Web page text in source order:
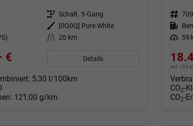
Getriebe Schalt. 5-Gang
Außenfarbe
[0Q0Q] Pure White
Kilometerstand 20 km
€ Details
5,30 l/100km
121,00 g/km
Fahrzeugnr.
Kraftstoff
Leistung 59
incl. 19%
CO2-
CO2-